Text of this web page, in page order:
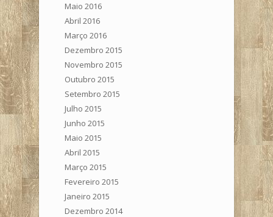
Maio 2016
Abril 2016
Março 2016
Dezembro 2015
Novembro 2015
Outubro 2015
Setembro 2015
Julho 2015
Junho 2015
Maio 2015
Abril 2015
Março 2015
Fevereiro 2015
Janeiro 2015
Dezembro 2014